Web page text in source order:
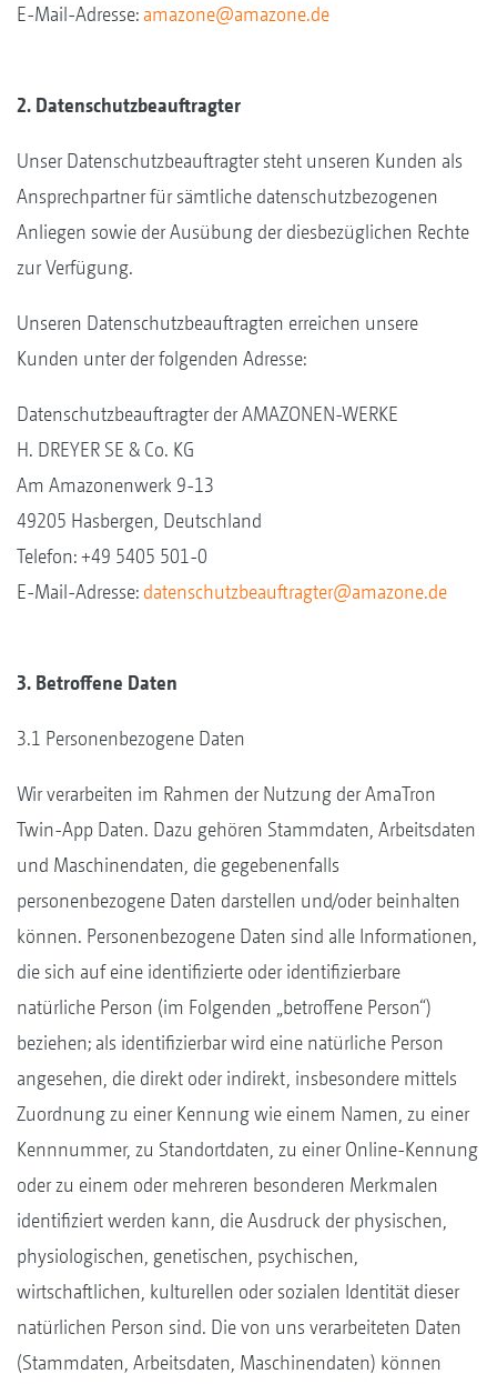
E-Mail-Adresse: amazone@amazone.de
2. Datenschutzbeauftragter
Unser Datenschutzbeauftragter steht unseren Kunden als
Ansprechpartner für sämtliche datenschutzbezogenen
Anliegen sowie der Ausübung der diesbezüglichen Rechte
zur Verfügung.
Unseren Datenschutzbeauftragten erreichen unsere
Kunden unter der folgenden Adresse:
Datenschutzbeauftragter der AMAZONEN-WERKE
H. DREYER SE & Co. KG
Am Amazonenwerk 9-13
49205 Hasbergen, Deutschland
Telefon: +49 5405 501-0
E-Mail-Adresse: datenschutzbeauftragter@amazone.de
3. Betroffene Daten
3.1 Personenbezogene Daten
Wir verarbeiten im Rahmen der Nutzung der AmaTron
Twin-App Daten. Dazu gehören Stammdaten, Arbeitsdaten
und Maschinendaten, die gegebenenfalls
personenbezogene Daten darstellen und/oder beinhalten
können. Personenbezogene Daten sind alle Informationen,
die sich auf eine identifizierte oder identifizierbare
natürliche Person (im Folgenden „betroffene Person“)
beziehen; als identifizierbar wird eine natürliche Person
angesehen, die direkt oder indirekt, insbesondere mittels
Zuordnung zu einer Kennung wie einem Namen, zu einer
Kennnummer, zu Standortdaten, zu einer Online-Kennung
oder zu einem oder mehreren besonderen Merkmalen
identifiziert werden kann, die Ausdruck der physischen,
physiologischen, genetischen, psychischen,
wirtschaftlichen, kulturellen oder sozialen Identität dieser
natürlichen Person sind. Die von uns verarbeiteten Daten
(Stammdaten, Arbeitsdaten, Maschinendaten) können